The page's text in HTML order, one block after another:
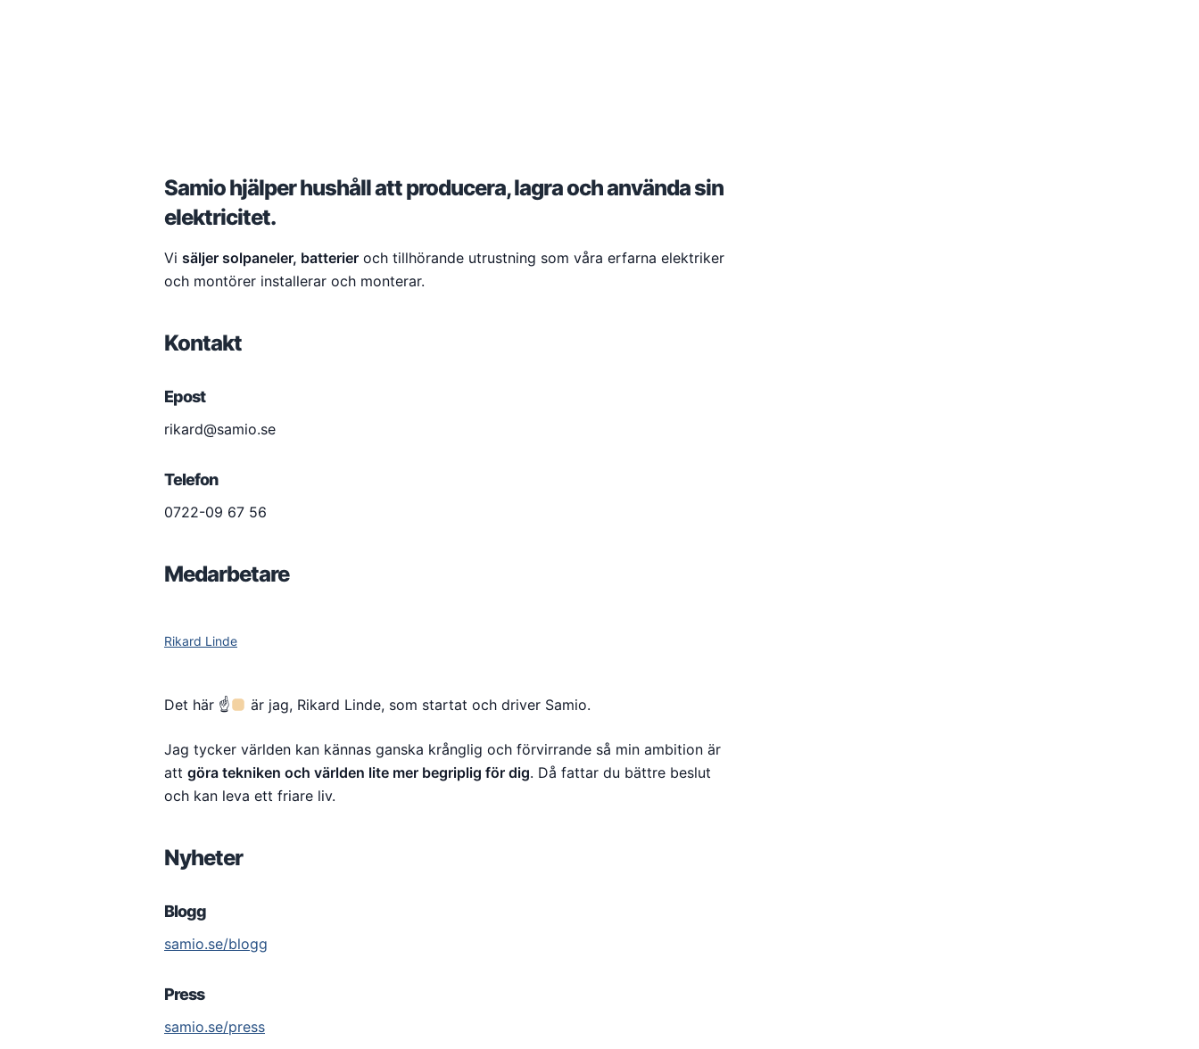
Samio hjälper hushåll att producera, lagra och använda sin
elektricitet.
Vi säljer solpaneler, batterier och tillhörande utrustning som våra erfarna elektriker
och montörer installerar och monterar.
Kontakt
Epost
rikard@samio.se
Telefon
0722-09 67 56
Medarbetare
Rikard Linde
Det här ☝ är jag, Rikard Linde, som startat och driver Samio.
Jag tycker världen kan kännas ganska krånglig och förvirrande så min ambition är
att göra tekniken och världen lite mer begriplig för dig. Då fattar du bättre beslut
och kan leva ett friare liv.
Nyheter
Blogg
samio.se/blogg
Press
samio.se/press